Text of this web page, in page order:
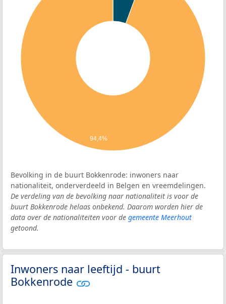
94,4%
Bevolking in de buurt Bokkenrode: inwoners naar
nationaliteit, onderverdeeld in Belgen en vreemdelingen.
De verdeling van de bevolking naar nationaliteit is voor de
buurt Bokkenrode helaas onbekend. Daarom worden hier de
data over de nationaliteiten voor de gemeente Meerhout
getoond.
Inwoners naar leeftijd - buurt
Bokkenrode